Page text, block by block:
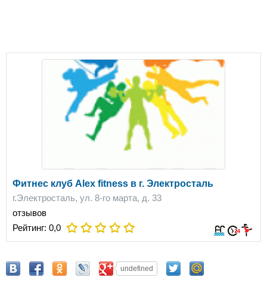
Фитнес клуб Alex fitness в г. Электросталь
г.Электросталь, ул. 8-го марта, д. 33
отзывов
Рейтинг: 0,0
undefined